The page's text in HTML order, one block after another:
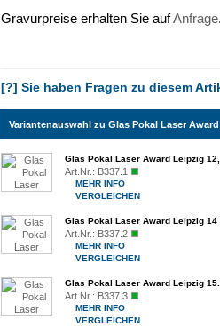
Gravurpreise erhalten Sie aufAnfrage
[?] Sie haben Fragen zu diesem
Variantenauswahl zu Glas Pokal Laser
Glas Pokal Laser Award Leipzig
Art.Nr.: B337.1
MEHR INFO
VERGLEICHEN
Glas Pokal Laser Award Leipzig 14
Art.Nr.: B337.2
MEHR INFO
VERGLEICHEN
Glas Pokal Laser Award Leipzig
Art.Nr.: B337.3
MEHR INFO
VERGLEICHEN